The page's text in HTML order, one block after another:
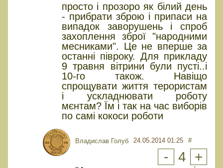
просто і прозоро як білий день
- прибрати зброю і припаси на
випадок заворушень і спроб
захоплення зброї "народними
месниками". Це не вперше за
останні півроку. Для прикладу
9 травня вітрини були пусті..і
10-го також. Навіщо
спрощувати життя терористам
і ускладнювати роботу
мєнтам? Їм і так на час виборів
по самі кокоси роботи
Владислав Голуб 24.05.2014 01:25 #
- 4 +